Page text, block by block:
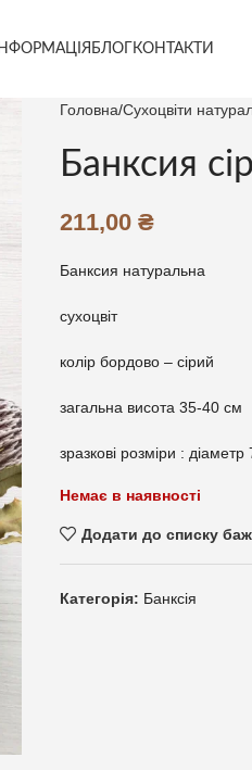
ІНФОРМАЦІЯ БЛОГ КОНТАКТИ
Головна Сухоцвіти
Банксия
211,00 ₴
Банксия натуральна
сухоцвіт
колір бордово – сірий
загальна висота 35-40 см
зразкові розміри :
Немає в наявності
Додати до списку
Категорія: Банксія